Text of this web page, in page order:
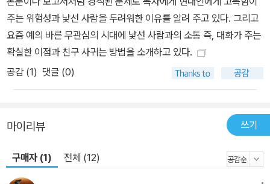
산으로 순식간에 크고 작은 도시들에서 낯선 이에게 둘러싸이게 됐다
는 기존 생각은 틀렸다. 함께 사냥하고, 먹고, 아이들을 키우며 서로의
생각과 요구를 직감하고 조율해가면서 개인과 집단의 경계가 흐릿해
졌고, 이런 협력을 위한 노력이 인간 도덕성의 시초가 됐다. 협력과 환
대는 우리의 오랜 본능이자 도덕 그 자체였던 셈이다. 이 책 《낯선 사
람에게 말을 걸면》은 우리의 조상인 구석기인들이 낯선 사람을 사귀
있는 무형의 이유, 제우스를 비롯해 기독교와 이슬람 등 종교의 가르
능하고 신뢰 수준이 높은 스칸디나비아반도 사람들은 낯선 이에게 불
친절하고, 그렇지 못한 중동과 남아메리카 사람들은 낯선 이에게 친
주는 위험성과 낯선 사람을 두려워한 이유를 알려 주고 있다. 그리고
요즘 예의 바른 무관심의 시대에 낯선 사람과의 소통 즉, 대화가 주는
확실한 이점과 친구 사귀는 방법을 소개하고 있다.
공감 (1) 댓글 (0)
마이리뷰 쓰기
구매자 (1) 전체 (12)